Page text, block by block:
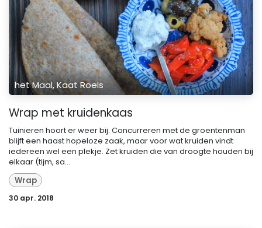
het Maal, Kaat Roels
Wrap met kruidenkaas
Tuinieren hoort er weer bij. Concurreren met de groentenman
blijft een haast hopeloze zaak, maar voor wat kruiden vindt
iedereen wel een plekje. Zet kruiden die van droogte houden bij
elkaar (tijm, sa...
Wrap
30 apr. 2018